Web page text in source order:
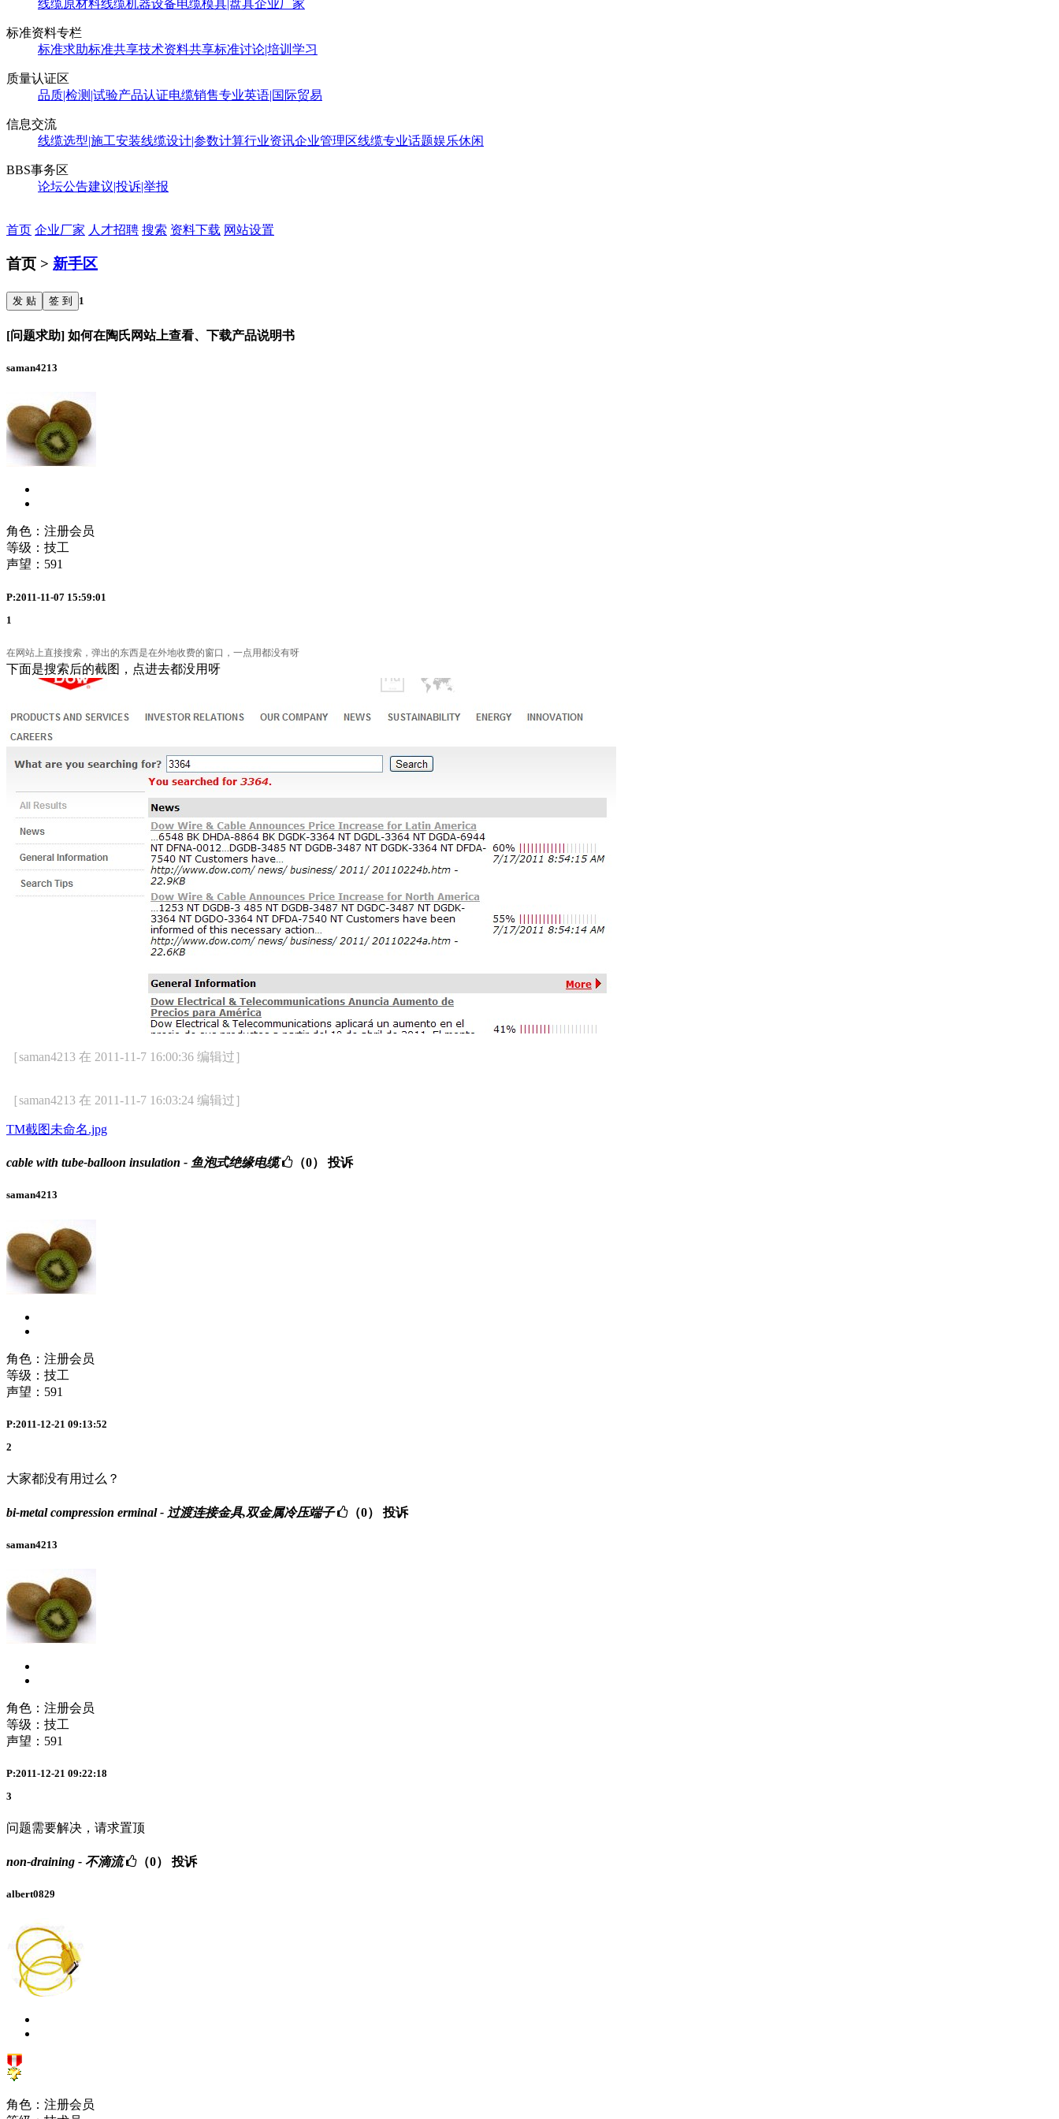
线缆原材料线缆机器设备电缆模具|盘具企业厂家
标准资料专栏
标准求助标准共享技术资料共享标准讨论|培训学习
质量认证区
品质|检测|试验产品认证电缆销售专业英语|国际贸易
信息交流
线缆选型|施工安装线缆设计|参数计算行业资讯企业管理区线缆专业话题娱乐休闲
BBS事务区
论坛公告建议|投诉|举报
首页 企业厂家 人才招聘 搜索 资料下载 网站设置
首页 > 新手区
发 贴 签 到 1
[问题求助] 如何在陶氏网站上查看、下载产品说明书
saman4213
角色：注册会员
等级：技工
声望： 591
P:2011-11-07 15:59:01
1
在网站上直接搜索，弹出的东西是在外地收费的窗口，一点用都没有呀
下面是搜索后的截图，点进去都没用呀
［saman4213 在 2011-11-7 16:00:36 编辑过］
［saman4213 在 2011-11-7 16:03:24 编辑过］
TM截图未命名.jpg
cable with tube-balloon insulation - 鱼泡式绝缘电缆 （0） 投诉
saman4213
角色：注册会员
等级：技工
声望： 591
P:2011-12-21 09:13:52
2
大家都没有用过么？
bi-metal compression erminal - 过渡连接金具,双金属冷压端子 （0） 投诉
saman4213
角色：注册会员
等级：技工
声望： 591
P:2011-12-21 09:22:18
3
问题需要解决，请求置顶
non-draining - 不滴流 （0） 投诉
albert0829
角色：注册会员